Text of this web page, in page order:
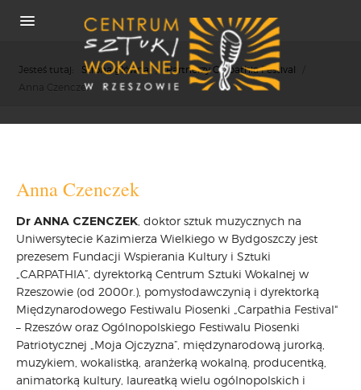
KONCERTY
WSPÓŁPRACA
PRASA
POLITYKA COOKIES
RODO
FESTIWALE
CARPATHIA FESTIVAL
Jesteś tutaj: Strona główna / Partnerzy Carpathia Festival
Anna Czenczek
Anna Czenczek
Dr ANNA CZENCZEK , doktor sztuk muzycznych na
Uniwersytecie Kazimierza Wielkiego w Bydgoszczy jest
prezesem Fundacji Wspierania Kultury i Sztuki
„CARPATHIA”, dyrektorką Centrum Sztuki Wokalnej w
Rzeszowie (od 2000r.), pomysłodawczynią i dyrektorką
Międzynarodowego Festiwalu Piosenki „Carpathia Festival"
– Rzeszów oraz Ogólnopolskiego Festiwalu Piosenki
Patriotycznej „Moja Ojczyzna”, międzynarodową jurorką,
muzykiem, wokalistką, aranżerką wokalną, producentką,
animatorką kultury, laureatką wielu ogólnopolskich i